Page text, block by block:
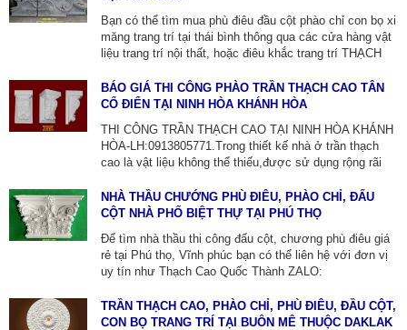
Bạn có thể tìm mua phù điêu đầu cột phào chỉ con bọ xi
măng trang trí tại thái bình thông qua các cửa hàng vật
liệu trang trí nội thất, hoặc điêu khắc trang trí THẠCH
ZALO:0913805771, Cty chúng tôi chuyên về phào chỉ,
phù điêu, con bọ xi măng đúc sẵn thi công lắp đặt tại
BÁO GIÁ THI CÔNG PHÀO TRẦN THẠCH CAO TÂN
CỔ ĐIỂN TẠI NINH HÒA KHÁNH HÒA
THI CÔNG TRẦN THẠCH CAO TẠI NINH HÒA KHÁNH
HÒA-LH:0913805771.Trong thiết kế nhà ở trần thạch
cao là vật liệu không thể thiếu,được sử dụng rộng rãi
điển,giúp nâng cao vẻ đẹp cho toàn bộ ngôi nhà trở nên
ấn tượng hơn.SẢN XUẤT CỘT XI MĂNG ĐÚC SẴN,
NHÀ THẦU CHƯỚNG PHÙ ĐIÊU, PHÀO CHỈ, ĐẤU
CỘT NHÀ PHỐ BIỆT THỰ TẠI PHÚ THỌ
Để tìm nhà thầu thi công đấu cột, chương phù điêu giá
rẻ tại Phú thọ, Vĩnh phúc bạn có thể liên hệ với đơn vị
uy tín như Thạch Cao Quốc Thành ZALO:
đài toàn quốc dao động từ khoảng 800.000 VNĐ đến
trên 5.000.000 VNĐ/m² tùy độ phức tạp, hoa văn(hoa lá,
TRẦN THẠCH CAO, PHÀO CHỈ, PHÙ ĐIÊU, ĐẦU CỘT,
CON BỌ TRANG TRÍ TẠI BUÔN MÊ THUỘC DAKLAK